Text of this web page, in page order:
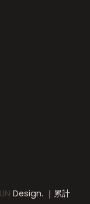
Design. ｜累計